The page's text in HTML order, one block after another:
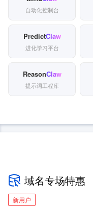
自动化控制台
PredictClaw
进化学习平台
ReasonClaw
提示词工程库
域名专场特惠
新用户